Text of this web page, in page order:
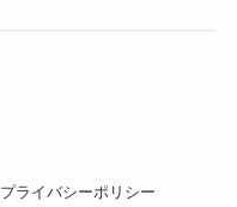
プライバシーポリシー